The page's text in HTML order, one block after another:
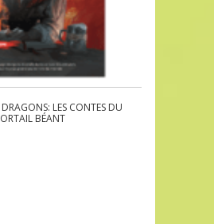
LES CONTES DU
BÉANT